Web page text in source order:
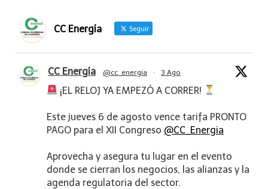
CC Energía Seguir
CC Energía @cc_energia · 3 Ago
¡EL RELOJ YA EMPEZÓ A CORRER!
Este jueves 6 de agosto vence tarifa PRONTO
PAGO para el XII Congreso @CC_Energia
Aprovecha y asegura tu lugar en el evento
donde se cierran los negocios, las alianzas y la
agenda regulatoria del sector.